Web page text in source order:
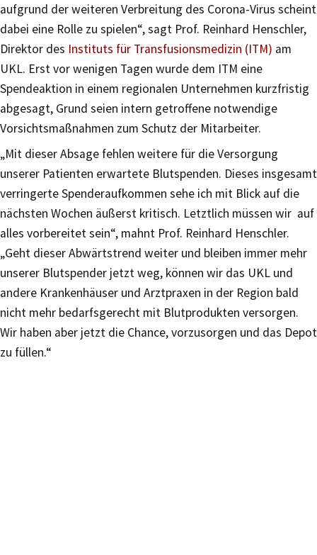
aufgrund der weiteren Verbreitung des Corona-Virus scheint
dabei eine Rolle zu spielen“, sagt Prof. Reinhard Henschler,
Direktor des Instituts für Transfusionsmedizin (ITM) am
UKL. Erst vor wenigen Tagen wurde dem ITM eine
Spendeaktion in einem regionalen Unternehmen kurzfristig
abgesagt, Grund seien intern getroffene notwendige
Vorsichtsmaßnahmen zum Schutz der Mitarbeiter.
„Mit dieser Absage fehlen weitere für die Versorgung
unserer Patienten erwartete Blutspenden. Dieses insgesamt
verringerte Spenderaufkommen sehe ich mit Blick auf die
nächsten Wochen äußerst kritisch. Letztlich müssen wir auf
alles vorbereitet sein“, mahnt Prof. Reinhard Henschler.
„Geht dieser Abwärtstrend weiter und bleiben immer mehr
unserer Blutspender jetzt weg, können wir das UKL und
andere Krankenhäuser und Arztpraxen in der Region bald
nicht mehr bedarfsgerecht mit Blutprodukten versorgen.
Wir haben aber jetzt die Chance, vorzusorgen und das Depot
zu füllen.“